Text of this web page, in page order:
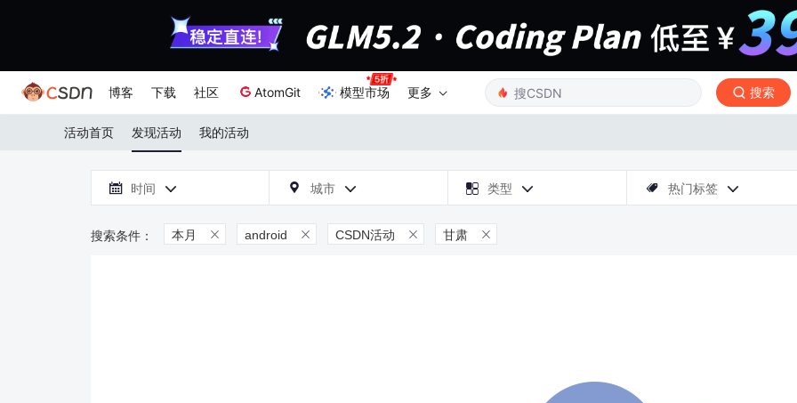
博客 下载 社区 AtomGit 模型市场 更多 搜索
活动首页 发现活动 我的活动
 时间   城市   类型   热门标签 
本月  android  CSDN活动  甘肃 